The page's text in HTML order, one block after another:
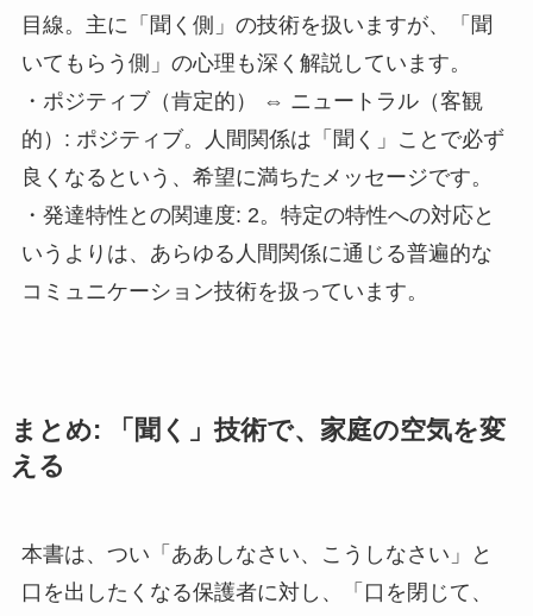
目線。主に「聞く側」の技術を扱いますが、「聞
いてもらう側」の心理も深く解説しています。
・ポジティブ（肯定的） ⇔ ニュートラル（客観
的）: ポジティブ。人間関係は「聞く」ことで必ず
良くなるという、希望に満ちたメッセージです。
・発達特性との関連度: 2。特定の特性への対応と
いうよりは、あらゆる人間関係に通じる普遍的な
コミュニケーション技術を扱っています。
まとめ: 「聞く」技術で、家庭の空気を変
える
本書は、つい「ああしなさい、こうしなさい」と
口を出したくなる保護者に対し、「口を閉じて、